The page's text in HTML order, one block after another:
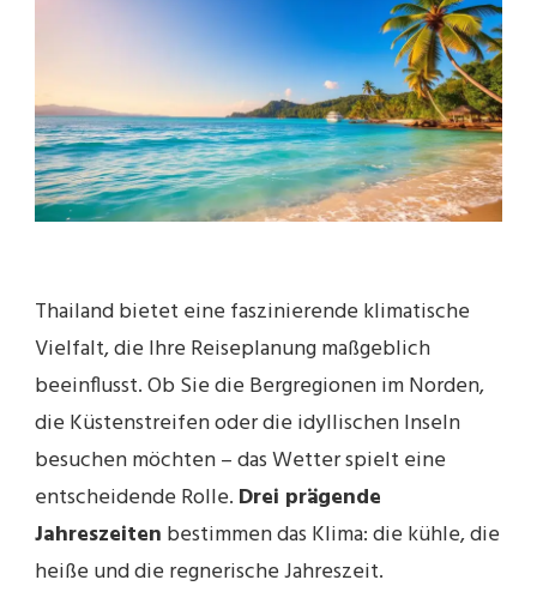
REISEZEIT
Thailand bietet eine faszinierende klimatische
Vielfalt, die Ihre Reiseplanung maßgeblich
beeinflusst. Ob Sie die Bergregionen im Norden,
die Küstenstreifen oder die idyllischen Inseln
besuchen möchten – das Wetter spielt eine
entscheidende Rolle. Drei prägende
Jahreszeiten bestimmen das Klima: die kühle, die
heiße und die regnerische Jahreszeit.